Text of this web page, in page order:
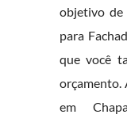
objetivo de
para
que você
orçamento.
em